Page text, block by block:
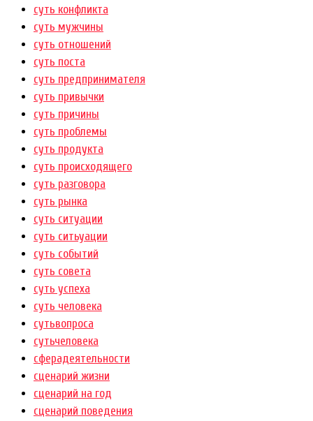
суть конфликта
суть мужчины
суть отношений
суть поста
суть предпринимателя
суть привычки
суть причины
суть проблемы
суть продукта
суть происходящего
суть разговора
суть рынка
суть ситуации
суть ситьуации
суть событий
суть совета
суть успеха
суть человека
сутьвопроса
сутьчеловека
сферадеятельности
сценарий жизни
сценарий на год
сценарий поведения